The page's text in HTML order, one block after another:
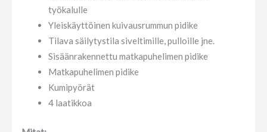
työkalulle
Yleiskäyttöinen kuivausrummun pidike
Tilava säilytystila siveltimille, pulloille jne.
Sisäänrakennettu matkapuhelimen pidike
Matkapuhelimen pidike
Kumipyörät
4 laatikkoa